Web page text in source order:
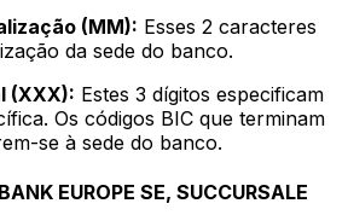
(MM): Esses 2 caracteres
da sede do banco.
(XXX): Estes 3 dígitos especificam
Os códigos BIC que terminam
se à sede do banco.
EUROPE SE, SUCCURSALE